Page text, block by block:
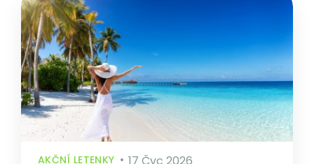
AKČNÍ LETENKY